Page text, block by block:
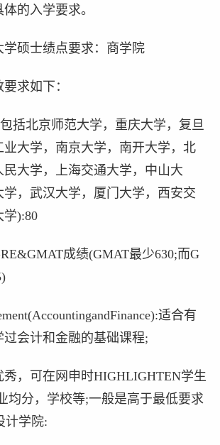
的入学要求。
学硕士绩点要求：商学院
求如下：
括北京师范大学，重庆大学，复旦
业大学，南京大学，南开大学，北
民大学，上海交通大学，中山大
学，武汉大学，厦门大学，西安交
学):80
成绩(GMAT最少630;而G
适合有
过会计和金融的基础课程;
，可在网申时HIGHLIGHTEN学生
均分，学校等;一般是高于最低要求
计学院: